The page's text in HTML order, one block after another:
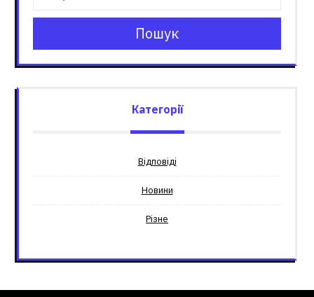
Пошук
Категорії
Відповіді
Новини
Різне